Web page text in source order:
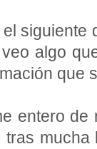
siguiente
algo
que
entero de